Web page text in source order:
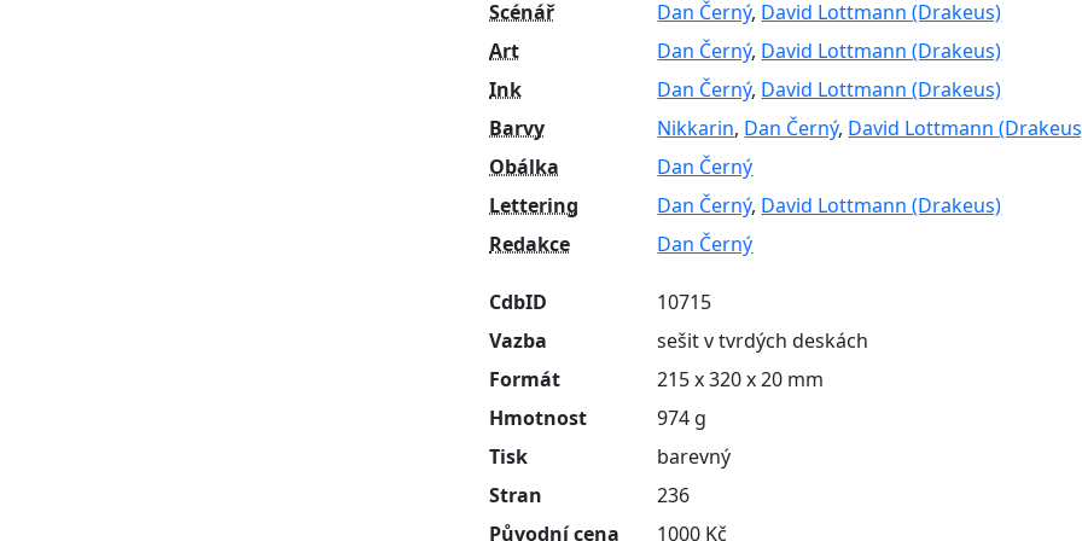
Scénář Dan Černý, David Lottmann (Drakeus)
Art
Dan Černý, David Lottmann (Drakeus)
Ink
Dan Černý, David Lottmann (Drakeus)
Barvy
Nikkarin, Dan Černý, David Lottmann
Obálka
Dan Černý
Lettering
Dan Černý, David Lottmann (Drakeus)
Redakce
Dan Černý
CdbID
10715
Vazba
sešit v tvrdých deskách
Formát
215 x 320 x 20 mm
Hmotnost
974 g
Tisk
barevný
Stran
236
Původní cena
1000 Kč